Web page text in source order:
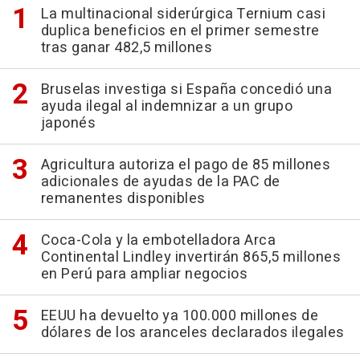
La multinacional siderúrgica Ternium casi
duplica beneficios en el primer semestre
tras ganar 482,5 millones
Bruselas investiga si España concedió una
ayuda ilegal al indemnizar a un grupo
japonés
Agricultura autoriza el pago de 85 millones
adicionales de ayudas de la PAC de
remanentes disponibles
Coca-Cola y la embotelladora Arca
Continental Lindley invertirán 865,5 millones
en Perú para ampliar negocios
EEUU ha devuelto ya 100.000 millones de
dólares de los aranceles declarados ilegales